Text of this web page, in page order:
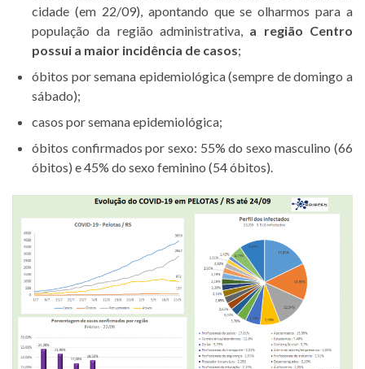
cidade (em 22/09), apontando que se olharmos para a
população da região administrativa, a região Centro
possui a maior incidência de casos;
óbitos por semana epidemiológica (sempre de domingo a
sábado);
casos por semana epidemiológica;
óbitos confirmados por sexo: 55% do sexo masculino (66
óbitos) e 45% do sexo feminino (54 óbitos).